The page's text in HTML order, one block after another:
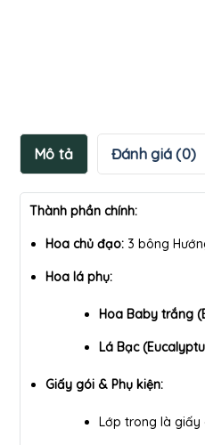
Mô tả Đánh giá (0)
Thành phần chính:
Hoa chủ đạo: 3 bông
Hoa lá phụ:
Hoa Baby trắng
Lá Bạc
Giấy gói & Phụ kiện:
Lớp trong là giấy